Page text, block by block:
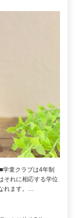
童クラブは4年制
それに相応する学位
れます。…